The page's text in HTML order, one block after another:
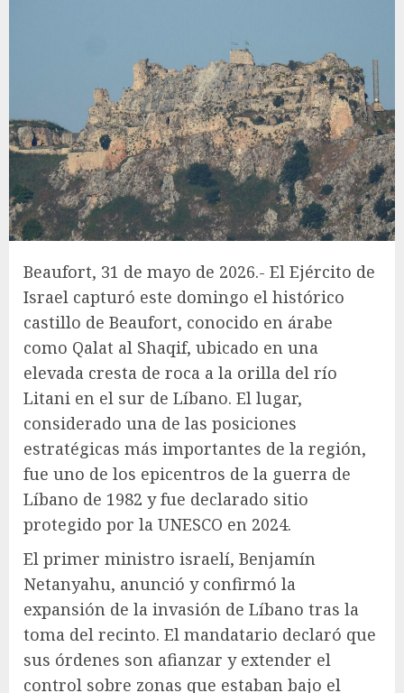
Beaufort, 31 de mayo de 2026.- El Ejército de
Israel capturó este domingo el histórico
castillo de Beaufort, conocido en árabe
como Qalat al Shaqif, ubicado en una
elevada cresta de roca a la orilla del río
Litani en el sur de Líbano. El lugar,
considerado una de las posiciones
estratégicas más importantes de la región,
fue uno de los epicentros de la guerra de
Líbano de 1982 y fue declarado sitio
protegido por la UNESCO en 2024.
El primer ministro israelí, Benjamín
Netanyahu, anunció y confirmó la
expansión de la invasión de Líbano tras la
toma del recinto. El mandatario declaró que
sus órdenes son afianzar y extender el
control sobre zonas que estaban bajo el